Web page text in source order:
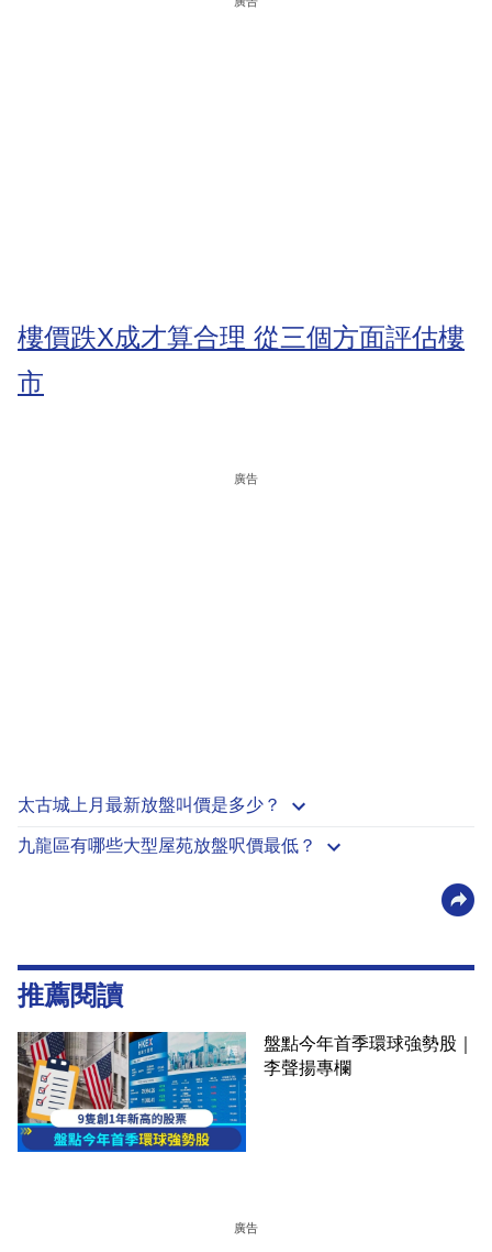
樓價跌X成才算合理 從三個方面評估樓
市
廣告
太古城上月最新放盤叫價是多少？
九龍區有哪些大型屋苑放盤呎價最低？
推薦閱讀
盤點今年首季環球強勢股｜
李聲揚專欄
廣告